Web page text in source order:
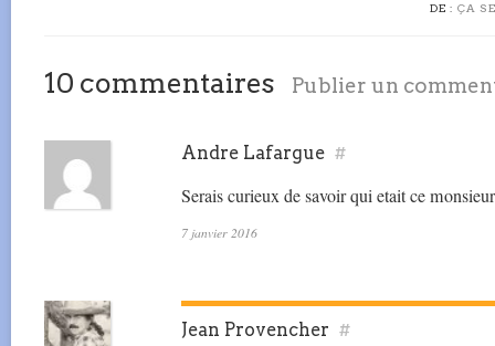
DE : ÇA
10 commentaires Publier un
Andre Lafargue #
Serais curieux de savoir qui etait ce
7 janvier 2016
Jean Provencher #